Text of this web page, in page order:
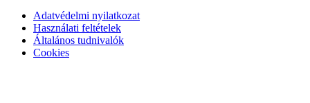
Adatvédelmi nyilatkozat
Használati feltételek
Általános tudnivalók
Cookies